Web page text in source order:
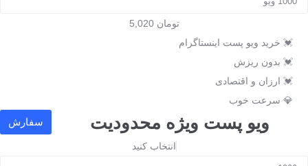
تومان 5,020
💓 خرید ویو پست اینستاگرام
💓 بدون ریزش
💓 ارزان و اقتصادی
💎 سرعت خوب
ویو پست ویژه محدودیت